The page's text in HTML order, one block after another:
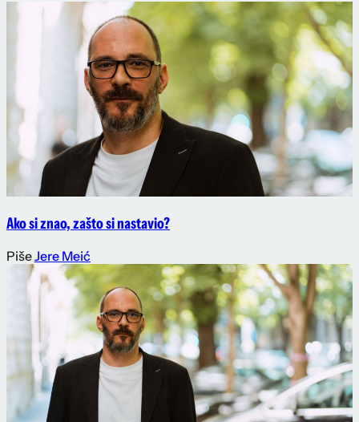
Ako si znao, zašto si nastavio?
PišeJere Meić